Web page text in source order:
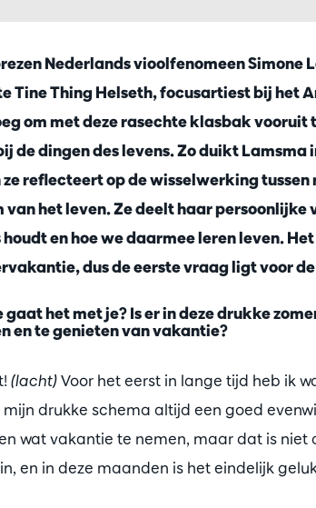
Nederlands vioolfenomeen Simone
Tine Thing Helseth, focusartiest bij het
om met deze rasechte klasbak vooruit
de dingen des levens. Zo duikt Lamsma
reflecteert op de wisselwerking tussen
het leven. Ze deelt haar persoonlijke
houdt en hoe we daarmee leren leven.
dus de eerste vraag ligt voor
gaat het met je? Is er in deze drukke
en te genieten van vakantie?
(lacht)Voor het eerst in lange tijd heb ik
drukke schema altijd een goed
wat vakantie te nemen, maar dat is niet
en in deze maanden is het eindelijk